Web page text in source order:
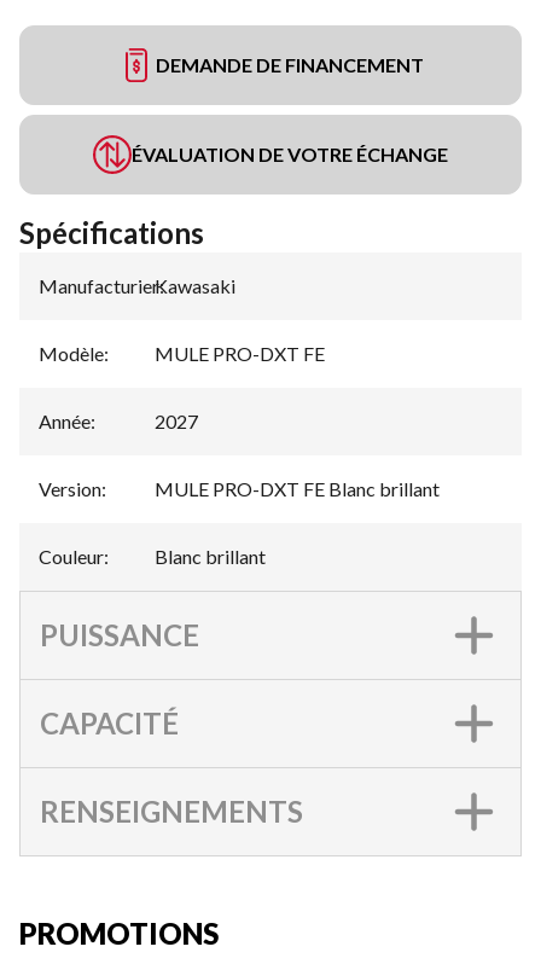
DEMANDE DE FINANCEMENT
ÉVALUATION DE VOTRE ÉCHANGE
Spécifications
Manufacturier:
Kawasaki
Modèle: MULE PRO-DXT FE
Année: 2027
Version: MULE PRO-DXT FE Blanc brillant
Couleur: Blanc brillant
PUISSANCE
CAPACITÉ
RENSEIGNEMENTS
PROMOTIONS